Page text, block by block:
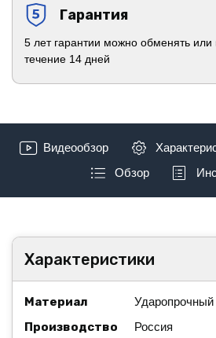
Гарантия
5 лет гарантии можно обменять или
течение 14 дней
Видеообзор
Обзор
Характеристики
Материал Ударопрочный
Производство Россия